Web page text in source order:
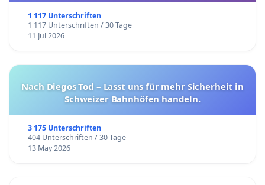
1 117 Unterschriften
1 117 Unterschriften / 30 Tage
11 Jul 2026
Nach Diegos Tod – Lasst uns für mehr Sicherheit in
Schweizer Bahnhöfen handeln.
3 175 Unterschriften
404 Unterschriften / 30 Tage
13 May 2026